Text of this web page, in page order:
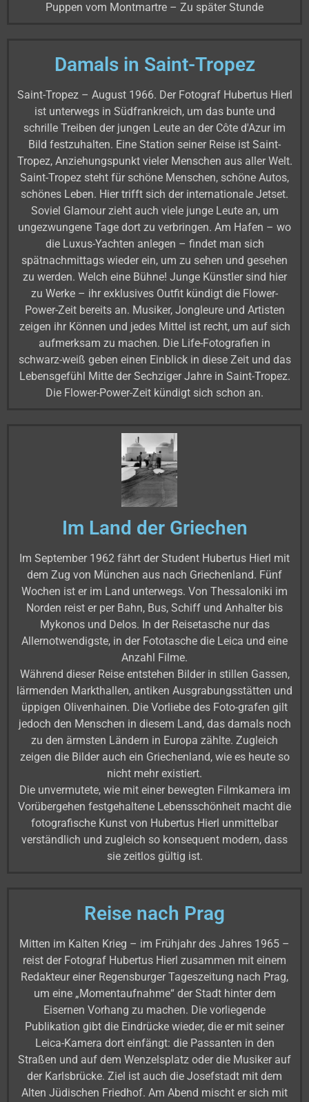
Puppen vom Montmartre – Zu später Stunde
Damals in Saint-Tropez
Saint-Tropez – August 1966. Der Fotograf Hubertus Hierl
ist unterwegs in Südfrankreich, um das bunte und
schrille Treiben der jungen Leute an der Côte d'Azur im
Bild festzuhalten. Eine Station seiner Reise ist Saint-
Tropez, Anziehungspunkt vieler Menschen aus aller Welt.
Saint-Tropez steht für schöne Menschen, schöne Autos,
schönes Leben. Hier trifft sich der internationale Jetset.
Soviel Glamour zieht auch viele junge Leute an, um
ungezwungene Tage dort zu verbringen. Am Hafen – wo
die Luxus-Yachten anlegen – findet man sich
spätnachmittags wieder ein, um zu sehen und gesehen
zu werden. Welch eine Bühne! Junge Künstler sind hier
zu Werke – ihr exklusives Outfit kündigt die Flower-
Power-Zeit bereits an. Musiker, Jongleure und Artisten
zeigen ihr Können und jedes Mittel ist recht, um auf sich
aufmerksam zu machen. Die Life-Fotografien in
schwarz-weiß geben einen Einblick in diese Zeit und das
Lebensgefühl Mitte der Sechziger Jahre in Saint-Tropez.
Die Flower-Power-Zeit kündigt sich schon an.
Im Land der Griechen
Im September 1962 fährt der Student Hubertus Hierl mit
dem Zug von München aus nach Griechenland. Fünf
Wochen ist er im Land unterwegs. Von Thessaloniki im
Norden reist er per Bahn, Bus, Schiff und Anhalter bis
Mykonos und Delos. In der Reisetasche nur das
Allernotwendigste, in der Fototasche die Leica und eine
Anzahl Filme.
Während dieser Reise entstehen Bilder in stillen Gassen,
lärmenden Markthallen, antiken Ausgrabungsstätten und
üppigen Olivenhainen. Die Vorliebe des Foto-grafen gilt
jedoch den Menschen in diesem Land, das damals noch
zu den ärmsten Ländern in Europa zählte. Zugleich
zeigen die Bilder auch ein Griechenland, wie es heute so
nicht mehr existiert.
Die unvermutete, wie mit einer bewegten Filmkamera im
Vorübergehen festgehaltene Lebensschönheit macht die
fotografische Kunst von Hubertus Hierl unmittelbar
verständlich und zugleich so konsequent modern, dass
sie zeitlos gültig ist.
Reise nach Prag
Mitten im Kalten Krieg – im Frühjahr des Jahres 1965 –
reist der Fotograf Hubertus Hierl zusammen mit einem
Redakteur einer Regensburger Tageszeitung nach Prag,
um eine „Momentaufnahme“ der Stadt hinter dem
Eisernen Vorhang zu machen. Die vorliegende
Publikation gibt die Eindrücke wieder, die er mit seiner
Leica-Kamera dort einfängt: die Passanten in den
Straßen und auf dem Wenzelsplatz oder die Musiker auf
der Karlsbrücke. Ziel ist auch die Josefstadt mit dem
Alten Jüdischen Friedhof. Am Abend mischt er sich mit